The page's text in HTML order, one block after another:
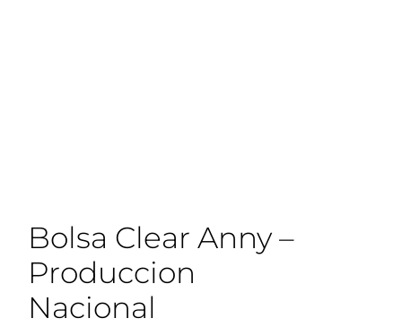
Bolsa Clear Anny –
Produccion
Nacional